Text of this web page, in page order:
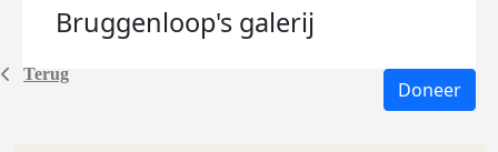
Terug
Bruggenloop's galerij
Doneer